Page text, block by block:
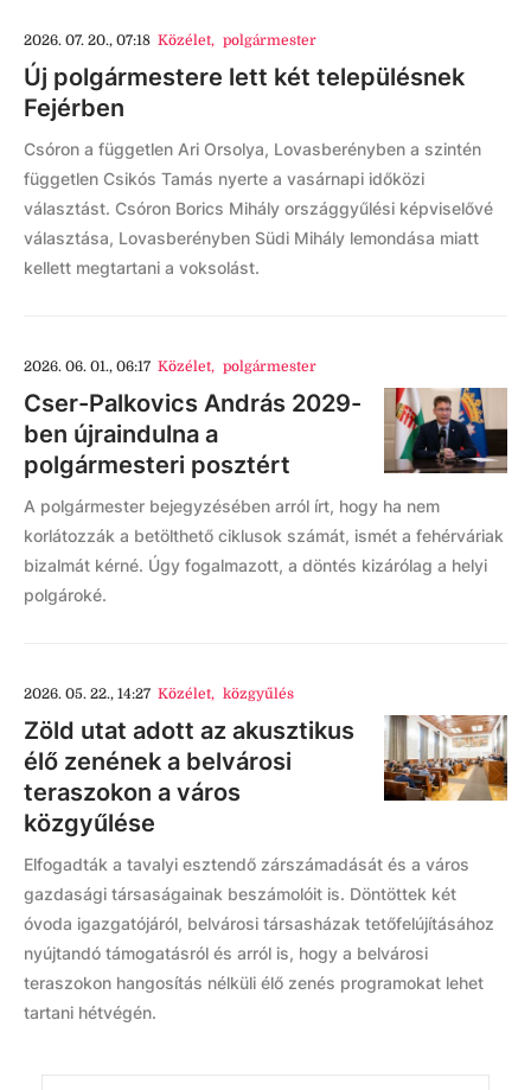
2026. 07. 20., 07:18 Közélet, polgármester
Új polgármestere lett két településnek
Fejérben
Csóron a független Ari Orsolya, Lovasberényben a szintén
független Csikós Tamás nyerte a vasárnapi időközi
választást. Csóron Borics Mihály országgyűlési képviselővé
választása, Lovasberényben Südi Mihály lemondása miatt
kellett megtartani a voksolást.
2026. 06. 01., 06:17 Közélet, polgármester
Cser-Palkovics András 2029-
ben újraindulna a
polgármesteri posztért
A polgármester bejegyzésében arról írt, hogy ha nem
korlátozzák a betölthető ciklusok számát, ismét a fehérváriak
bizalmát kérné. Úgy fogalmazott, a döntés kizárólag a helyi
polgároké.
2026. 05. 22., 14:27 Közélet, közgyűlés
Zöld utat adott az akusztikus
élő zenének a belvárosi
teraszokon a város
közgyűlése
Elfogadták a tavalyi esztendő zárszámadását és a város
gazdasági társaságainak beszámolóit is. Döntöttek két
óvoda igazgatójáról, belvárosi társasházak tetőfelújításához
nyújtandó támogatásról és arról is, hogy a belvárosi
teraszokon hangosítás nélküli élő zenés programokat lehet
tartani hétvégén.